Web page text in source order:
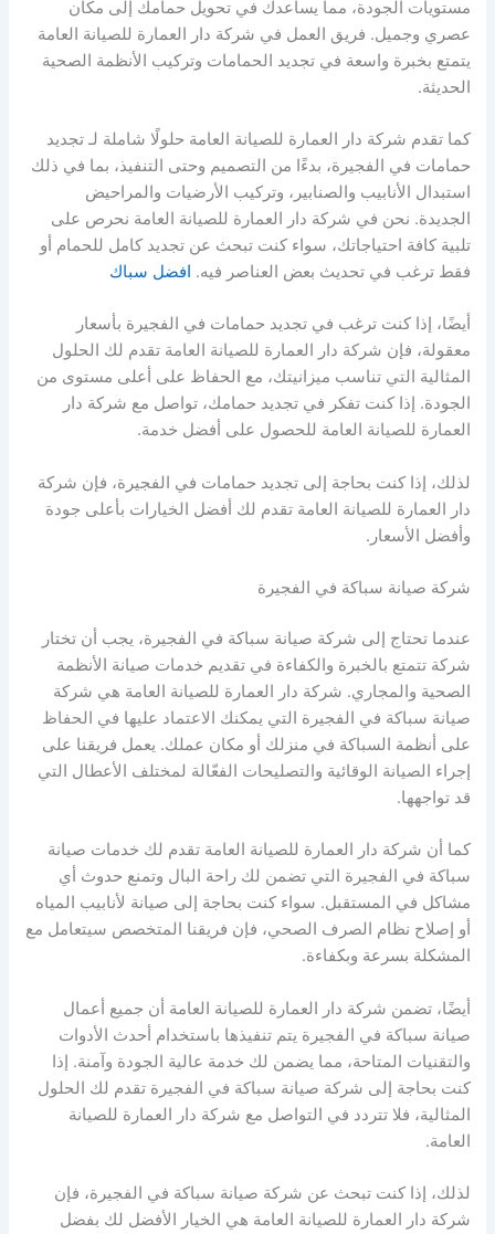
مستويات الجودة، مما يساعدك في تحويل حمامك إلى مكان
عصري وجميل. فريق العمل في شركة دار العمارة للصيانة العامة
يتمتع بخبرة واسعة في تجديد الحمامات وتركيب الأنظمة الصحية
الحديثة.
كما تقدم شركة دار العمارة للصيانة العامة حلولًا شاملة لـ تجديد
حمامات في الفجيرة، بدءًا من التصميم وحتى التنفيذ، بما في ذلك
استبدال الأنابيب والصنابير، وتركيب الأرضيات والمراحيض
الجديدة. نحن في شركة دار العمارة للصيانة العامة نحرص على
تلبية كافة احتياجاتك، سواء كنت تبحث عن تجديد كامل للحمام أو
فقط ترغب في تحديث بعض العناصر فيه. افضل سباك
أيضًا، إذا كنت ترغب في تجديد حمامات في الفجيرة بأسعار
معقولة، فإن شركة دار العمارة للصيانة العامة تقدم لك الحلول
المثالية التي تناسب ميزانيتك، مع الحفاظ على أعلى مستوى من
الجودة. إذا كنت تفكر في تجديد حمامك، تواصل مع شركة دار
العمارة للصيانة العامة للحصول على أفضل خدمة.
لذلك، إذا كنت بحاجة إلى تجديد حمامات في الفجيرة، فإن شركة
دار العمارة للصيانة العامة تقدم لك أفضل الخيارات بأعلى جودة
وأفضل الأسعار.
شركة صيانة سباكة في الفجيرة
عندما تحتاج إلى شركة صيانة سباكة في الفجيرة، يجب أن تختار
شركة تتمتع بالخبرة والكفاءة في تقديم خدمات صيانة الأنظمة
الصحية والمجاري. شركة دار العمارة للصيانة العامة هي شركة
صيانة سباكة في الفجيرة التي يمكنك الاعتماد عليها في الحفاظ
على أنظمة السباكة في منزلك أو مكان عملك. يعمل فريقنا على
إجراء الصيانة الوقائية والتصليحات الفعّالة لمختلف الأعطال التي
قد تواجهها.
كما أن شركة دار العمارة للصيانة العامة تقدم لك خدمات صيانة
سباكة في الفجيرة التي تضمن لك راحة البال وتمنع حدوث أي
مشاكل في المستقبل. سواء كنت بحاجة إلى صيانة لأنابيب المياه
أو إصلاح نظام الصرف الصحي، فإن فريقنا المتخصص سيتعامل مع
المشكلة بسرعة وبكفاءة.
أيضًا، تضمن شركة دار العمارة للصيانة العامة أن جميع أعمال
صيانة سباكة في الفجيرة يتم تنفيذها باستخدام أحدث الأدوات
والتقنيات المتاحة، مما يضمن لك خدمة عالية الجودة وآمنة. إذا
كنت بحاجة إلى شركة صيانة سباكة في الفجيرة تقدم لك الحلول
المثالية، فلا تتردد في التواصل مع شركة دار العمارة للصيانة
العامة.
لذلك، إذا كنت تبحث عن شركة صيانة سباكة في الفجيرة، فإن
شركة دار العمارة للصيانة العامة هي الخيار الأفضل لك بفضل